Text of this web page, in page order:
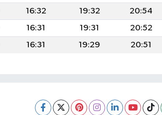
16:32 19:32
20:54
16:31 19:31
20:52
16:31 19:29 20:51